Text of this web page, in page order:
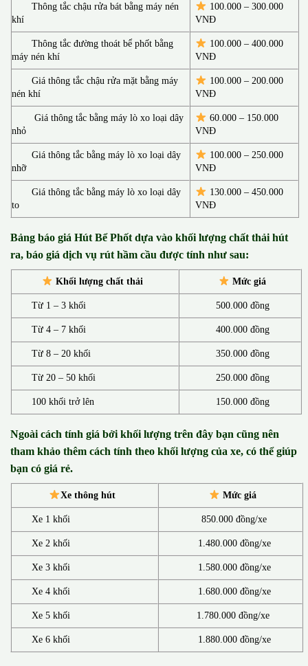
Thông tắc chậu rửa bát bằng máy nén
khí
100.000 – 300.000
VNĐ
Thông tắc đường thoát bể phốt bằng
máy nén khí
100.000 – 400.000
VNĐ
Giá thông tắc chậu rửa mặt bằng máy
nén khí
100.000 – 200.000
VNĐ
Giá thông tắc bằng máy lò xo loại dây
nhỏ
60.000 – 150.000
VNĐ
Giá thông tắc bằng máy lò xo loại dây
nhỡ
100.000 – 250.000
VNĐ
Giá thông tắc bằng máy lò xo loại dây
to
130.000 –450.000
VNĐ
Bảng báo giá Hút Bể Phốt dựa vào khối lượng chất thải hút
ra, báo giá dịch vụ rút hầm cầu được tính như sau:
Khối lượng chất thải Mức giá
Từ 1 – 3 khối 500.000 đồng
Từ 4 – 7 khối 400.000 đồng
Từ 8 – 20 khối 350.000 đồng
Từ 20 – 50 khối 250.000 đồng
100 khối trở lên 150.000 đồng
Ngoài cách tính giá bởi khối lượng trên đây bạn cũng nên
tham khảo thêm cách tính theo khối lượng của xe, có thể giúp
bạn có giá rẻ.
Xe thông hút Mức giá
Xe 1 khối 850.000 đồng/xe
Xe 2 khối 1.480.000 đồng/xe
Xe 3 khối 1.580.000 đồng/xe
Xe 4 khối 1.680.000 đồng/xe
Xe 5 khối 1.780.000 đồng/xe
Xe 6 khối 1.880.000 đồng/xe